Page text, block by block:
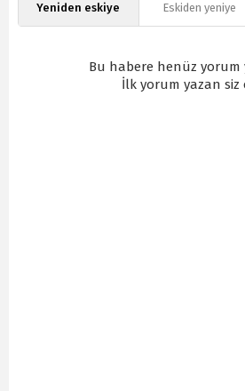
Yeniden eskiye Eskiden yeniye
Bu habere henüz yorum
İlk yorum yazan siz